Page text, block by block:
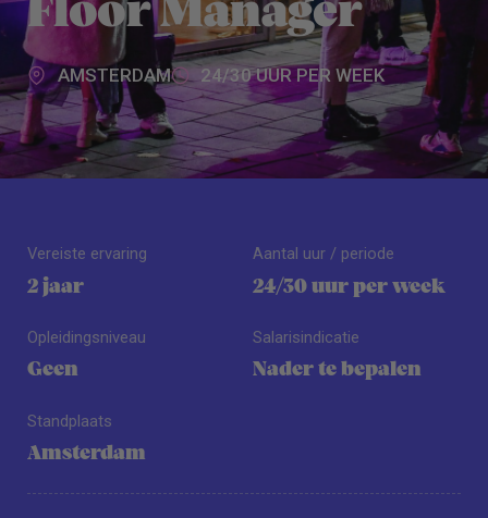
Floor Manager
AMSTERDAM 24/30 UUR PER WEEK
Vereiste ervaring
2 jaar
Opleidingsniveau
Geen
Standplaats
Amsterdam
Aantal uur / periode
24/30 uur per week
Salarisindicatie
Nader te bepalen